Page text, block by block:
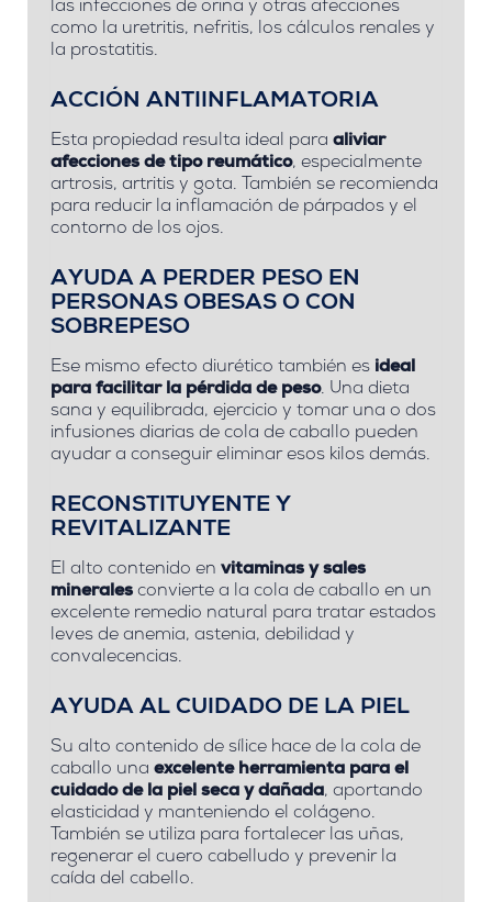
las infecciones de orina y otras afecciones
como la uretritis, nefritis, los cálculos renales y
la prostatitis.
ACCIÓN ANTIINFLAMATORIA
Esta propiedad resulta ideal para aliviar
afecciones de tipo reumático, especialmente
artrosis, artritis y gota. También se recomienda
para reducir la inflamación de párpados y el
contorno de los ojos.
AYUDA A PERDER PESO EN
PERSONAS OBESAS O CON
SOBREPESO
Ese mismo efecto diurético también es ideal
para facilitar la pérdida de peso. Una dieta
sana y equilibrada, ejercicio y tomar una o dos
infusiones diarias de cola de caballo pueden
ayudar a conseguir eliminar esos kilos demás.
RECONSTITUYENTE Y
REVITALIZANTE
El alto contenido en vitaminas y sales
minerales convierte a la cola de caballo en un
excelente remedio natural para tratar estados
leves de anemia, astenia, debilidad y
convalecencias.
AYUDA AL CUIDADO DE LA PIEL
Su alto contenido de sílice hace de la cola de
caballo una excelente herramienta para el
cuidado de la piel seca y dañada, aportando
elasticidad y manteniendo el colágeno.
También se utiliza para fortalecer las uñas,
regenerar el cuero cabelludo y prevenir la
caída del cabello.